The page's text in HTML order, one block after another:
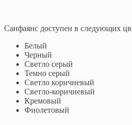
Санфаянс доступен в следующих
Белый
Черный
Светло серый
Темно серый
Светло коричневый
Светло-коричневый
Кремовый
Фиолетовый